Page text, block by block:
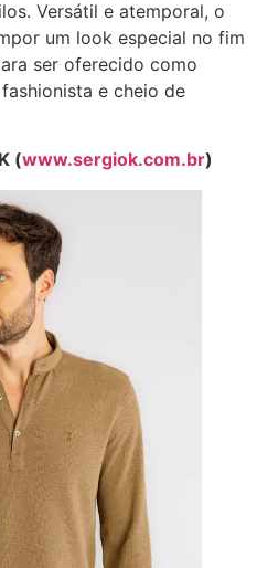
Versátil e atemporal, o
um look especial no fim
ser oferecido como
e cheio de
(www.sergiok.com.br)